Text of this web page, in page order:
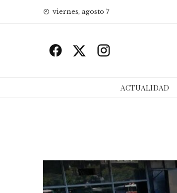
viernes, agosto 7
ACTUALIDAD